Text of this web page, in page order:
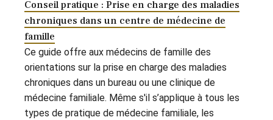
Conseil pratique : Prise en charge des maladies
chroniques dans un centre de médecine de
famille
Ce guide offre aux médecins de famille des
orientations sur la prise en charge des maladies
chroniques dans un bureau ou une clinique de
médecine familiale. Même s'il s’applique à tous les
types de pratique de médecine familiale, les